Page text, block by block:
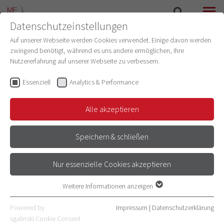
WILLKOMMEN BEIM INSTITUT FÜR
MEDIZIN- UND DATENETHIK!
@ Medizinische Fakultät der Universität Heidelberg
Datenschutzeinstellungen
Auf unserer Webseite werden Cookies verwendet. Einige davon werden
zwingend benötigt, während es uns andere ermöglichen, Ihre
Nutzererfahrung auf unserer Webseite zu verbessern.
Essenziell Analytics & Performance
Alle akzeptieren
Speichern & schließen
Nur essenzielle Cookies akzeptieren
Essenzielle Cookies werden für grundlegende Funktionen der
Webseite benötigt. Dadurch ist gewährleistet, dass die Webseite
Weitere Informationen anzeigen
Powered by
sgalinski Cookie Consent
Impressum | Datenschutzerklärung